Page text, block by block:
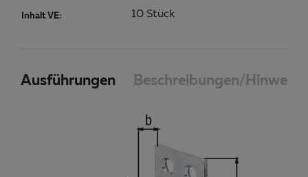
Inhalt VE: 10 Stück
Ausführungen Beschreibungen/Hinweise